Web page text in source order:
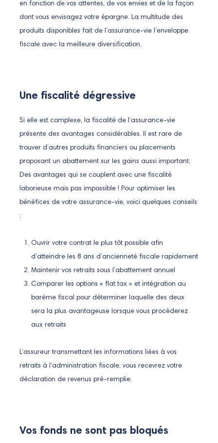
en fonction de vos attentes, de vos envies et de la façon
dont vous envisagez votre épargne. La multitude des
produits disponibles fait de l’assurance-vie l’enveloppe
fiscale avec la meilleure diversification.
Une fiscalité dégressive
Si elle est complexe, la fiscalité de l’assurance-vie
présente des avantages considérables. Il est rare de
trouver d’autres produits financiers ou placements
proposant un abattement sur les gains aussi important.
Des avantages qui se couplent avec une fiscalité
laborieuse mais pas impossible ! Pour optimiser les
bénéfices de votre assurance-vie, voici quelques conseils
:
Ouvrir votre contrat le plus tôt possible afin
d’atteindre les 8 ans d’ancienneté fiscale rapidement
Maintenir vos retraits sous l’abattement annuel
Comparer les options « flat tax » et intégration au
barème fiscal pour déterminer laquelle des deux
sera la plus avantageuse lorsque vous procèderez
aux retraits
L’assureur transmettant les informations liées à vos
retraits à l’administration fiscale, vous recevrez votre
déclaration de revenus pré-remplie.
Vos fonds ne sont pas bloqués